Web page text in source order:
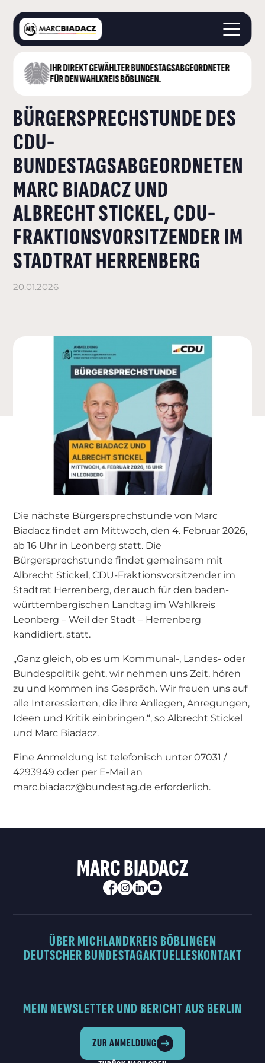
IHR DIREKT GEWÄHLTER BUNDESTAGS­ABGEORDNETER
FÜR DEN WAHLKREIS BÖBLINGEN.
STARTSEITE
LANDKREIS BÖBLINGEN
DEUTSCHER BUNDESTAG
KONTAKT
BÜRGERSPRECHSTUNDE DES
CDU-
BUNDESTAGSABGEORDNETEN
MARC BIADACZ UND
ALBRECHT STICKEL, CDU-
FRAKTIONSVORSITZENDER IM
STADTRAT HERRENBERG
20.01.2026
Die nächste Bürgersprechstunde von Marc
Biadacz findet am Mittwoch, den 4. Februar 2026,
ab 16 Uhr in Leonberg statt. Die
Bürgersprechstunde findet gemeinsam mit
Albrecht Stickel, CDU-Fraktionsvorsitzender im
Stadtrat Herrenberg, der auch für den baden-
württembergischen Landtag im Wahlkreis
Leonberg – Weil der Stadt – Herrenberg
kandidiert, statt.
„Ganz gleich, ob es um Kommunal-, Landes- oder
Bundespolitik geht, wir nehmen uns Zeit, hören
zu und kommen ins Gespräch. Wir freuen uns auf
alle Interessierten, die ihre Anliegen, Anregungen,
Ideen und Kritik einbringen.“, so Albrecht Stickel
und Marc Biadacz.
Eine Anmeldung ist telefonisch unter 07031 /
4293949 oder per E-Mail an
marc.biadacz@bundestag.de erforderlich.
MARC BIADACZ
ÜBER MICHLANDKREIS BÖBLINGEN
DEUTSCHER BUNDESTAGAKTUELLESKONTAKT
MEIN NEWSLETTER UND BERICHT AUS BERLIN
ZUR ANMELDUNG